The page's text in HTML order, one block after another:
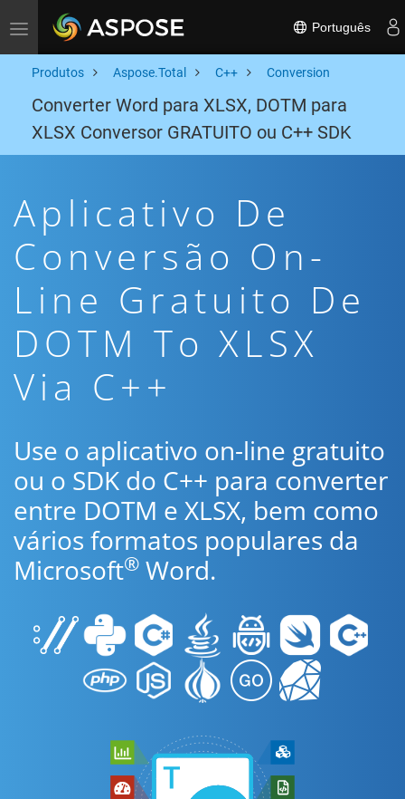
Toggle navigation Português
Produtos Aspose.Total C++ Conversion
Converter Word para XLSX, DOTM para
XLSX Conversor GRATUITO ou C++ SDK
Aplicativo De
Conversão On-
Line Gratuito De
DOTM To XLSX
Via C++
Use o aplicativo on-line gratuito
ou o SDK do C++ para converter
entre DOTM e XLSX, bem como
vários formatos populares da
Microsoft® Word.